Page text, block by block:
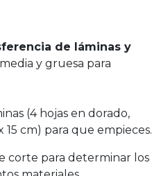
de láminas y
y gruesa para
(4 hojas en dorado,
cm) para que empieces.
corte para determinar los